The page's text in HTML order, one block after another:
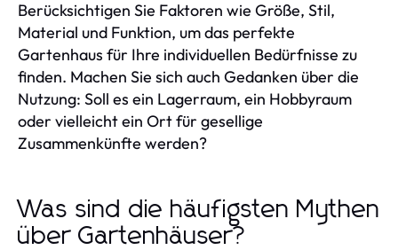
Berücksichtigen Sie Faktoren wie Größe, Stil,
Material und Funktion, um das perfekte
Gartenhaus für Ihre individuellen Bedürfnisse zu
finden. Machen Sie sich auch Gedanken über die
Nutzung: Soll es ein Lagerraum, ein Hobbyraum
oder vielleicht ein Ort für gesellige
Zusammenkünfte werden?
Was sind die häufigsten Mythen
über Gartenhäuser?